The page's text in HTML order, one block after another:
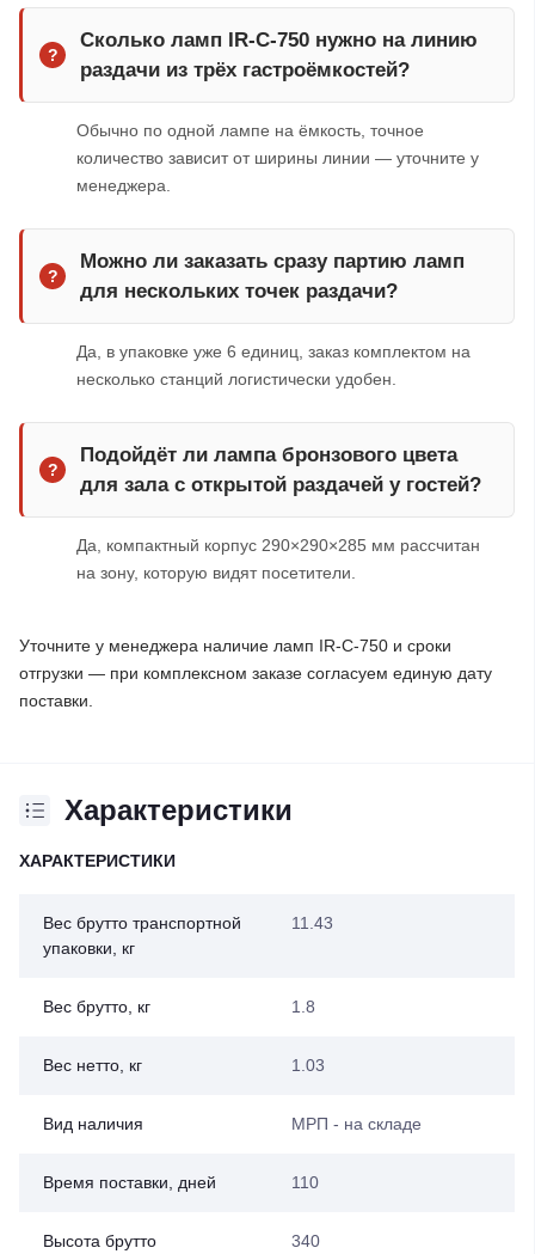
Сколько ламп IR-C-750 нужно на линию
раздачи из трёх гастроёмкостей?
Обычно по одной лампе на ёмкость, точное
количество зависит от ширины линии — уточните у
менеджера.
Можно ли заказать сразу партию ламп
для нескольких точек раздачи?
Да, в упаковке уже 6 единиц, заказ комплектом на
несколько станций логистически удобен.
Подойдёт ли лампа бронзового цвета
для зала с открытой раздачей у гостей?
Да, компактный корпус 290×290×285 мм рассчитан
на зону, которую видят посетители.
Уточните у менеджера наличие ламп IR-C-750 и сроки
отгрузки — при комплексном заказе согласуем единую дату
поставки.
Характеристики
ХАРАКТЕРИСТИКИ
Вес брутто транспортной
упаковки, кг
11.43
Вес брутто, кг 1.8
Вес нетто, кг 1.03
Вид наличия МРП - на складе
Время поставки, дней 110
Высота брутто
340